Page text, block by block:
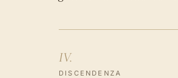
IV.
DISCENDENZA